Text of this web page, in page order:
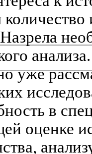
уже
в
оценке